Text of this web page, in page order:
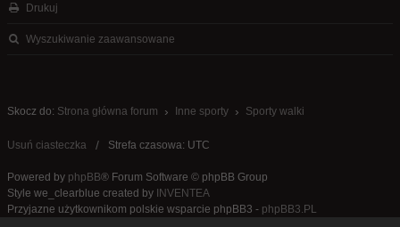
Drukuj
Wyszukiwanie zaawansowane
Skocz do: Strona główna forum Inne sporty Sporty walki
Usuń ciasteczka Strefa czasowa: UTC
Powered by phpBB® Forum Software © phpBB Group
Style we_clearblue created by INVENTEA
Przyjazne użytkownikom polskie wsparcie phpBB3 - phpBB3.PL